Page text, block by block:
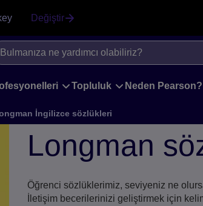
Değiştir
Topluluk Neden Pearson?
İngilizce sözlükleri
Longman
Öğrenci sözlüklerimiz, seviyeniz ne
İletişim becerilerinizi geliştirmek için